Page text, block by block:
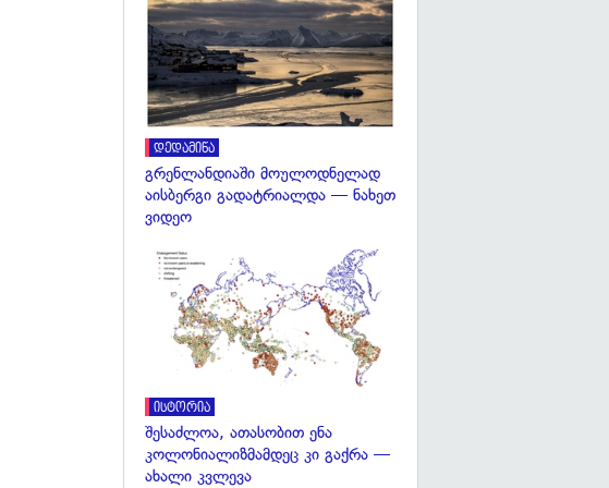
დედამიწა
გრენლანდიაში მოულოდნელად
აისბერგი გადატრიალდა — ნახეთ
ვიდეო
ისტორია
შესაძლოა, ათასობით ენა
კოლონიალიზმამდეც კი გაქრა —
ახალი კვლევა